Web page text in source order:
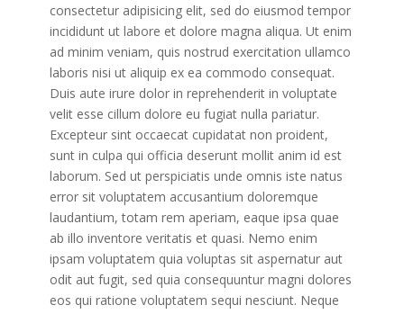
consectetur adipisicing elit, sed do eiusmod tempor
incididunt ut labore et dolore magna aliqua. Ut enim
ad minim veniam, quis nostrud exercitation ullamco
laboris nisi ut aliquip ex ea commodo consequat.
Duis aute irure dolor in reprehenderit in voluptate
velit esse cillum dolore eu fugiat nulla pariatur.
Excepteur sint occaecat cupidatat non proident,
sunt in culpa qui officia deserunt mollit anim id est
laborum. Sed ut perspiciatis unde omnis iste natus
error sit voluptatem accusantium doloremque
laudantium, totam rem aperiam, eaque ipsa quae
ab illo inventore veritatis et quasi. Nemo enim
ipsam voluptatem quia voluptas sit aspernatur aut
odit aut fugit, sed quia consequuntur magni dolores
eos qui ratione voluptatem sequi nesciunt. Neque